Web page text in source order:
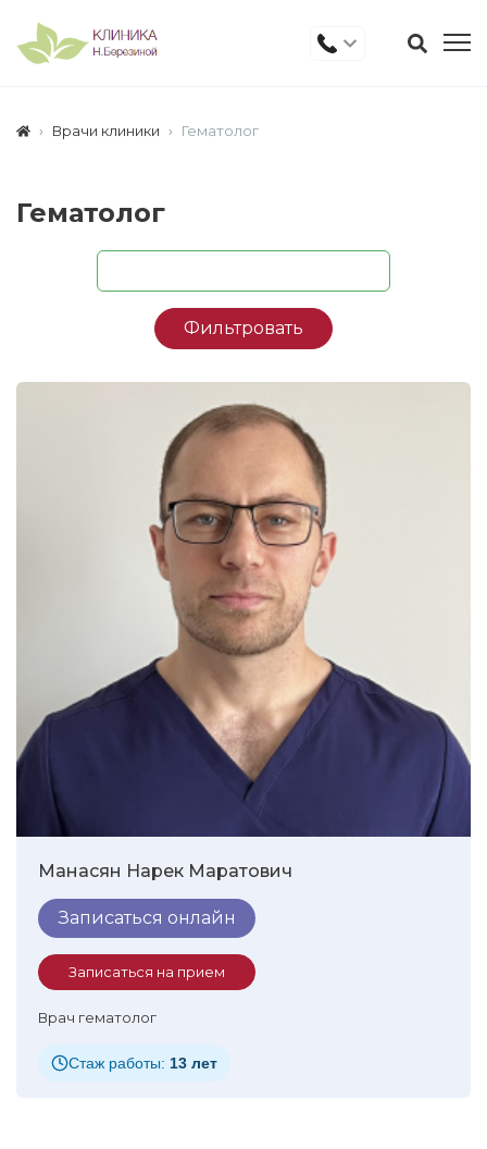
Врачи клиники Гематолог
Гематолог
Фильтровать
Манасян Нарек Маратович
Записаться онлайн
Записаться на прием
Врач гематолог
Стаж работы: 13 лет